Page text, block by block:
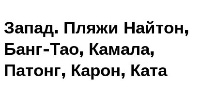
Запад. Пляжи Найтон,
Банг-Тао, Камала,
Патонг, Карон, Ката